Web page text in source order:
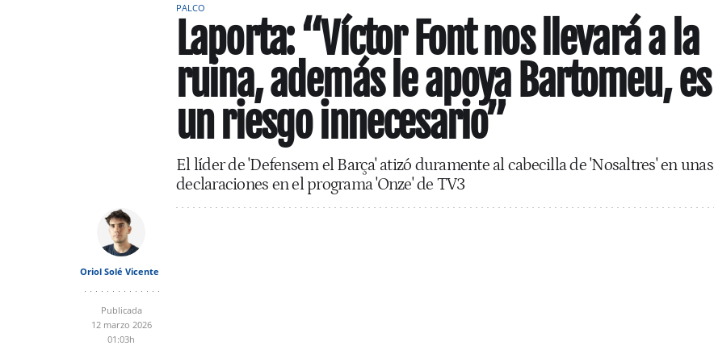
PALCO
Laporta: “Víctor Font nos llevará a la
ruina, además le apoya Bartomeu, es
un riesgo innecesario”
El líder de 'Defensem el Barça' atizó duramente al cabecilla de 'Nosaltres' en unas
declaraciones en el programa 'Onze' de TV3
Oriol Solé Vicente
Publicada
12 marzo 2026
01:03h